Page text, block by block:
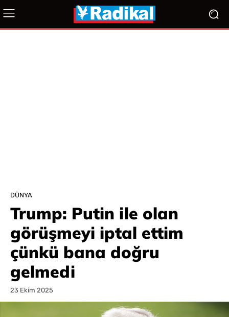
DÜNYA
Trump: Putin ile olan
görüşmeyi iptal ettim
çünkü bana doğru
gelmedi
23 Ekim 2025